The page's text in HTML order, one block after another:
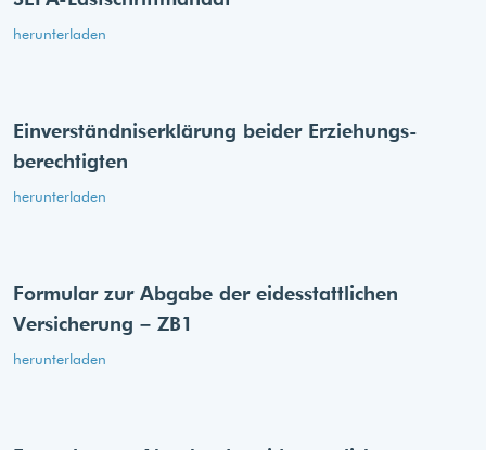
herunterladen
Einverständnis­erklärung beider Erziehungs­
berechtigten
herunterladen
Formular zur Abgabe der eides­stattlichen
Versicherung – ZB1
herunterladen